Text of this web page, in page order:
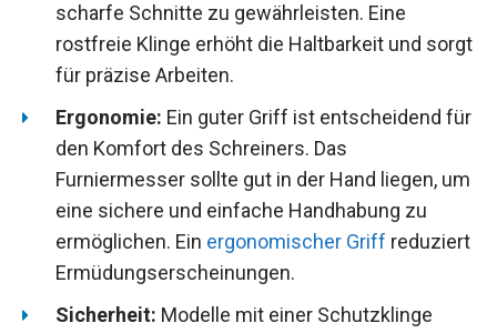
scharfe Schnitte zu gewährleisten. Eine
rostfreie Klinge erhöht die Haltbarkeit und sorgt
für präzise Arbeiten.
Ergonomie: Ein guter Griff ist entscheidend für
den Komfort des Schreiners. Das
Furniermesser sollte gut in der Hand liegen, um
eine sichere und einfache Handhabung zu
ermöglichen. Ein ergonomischer Griff reduziert
Ermüdungserscheinungen.
Sicherheit: Modelle mit einer Schutzklinge